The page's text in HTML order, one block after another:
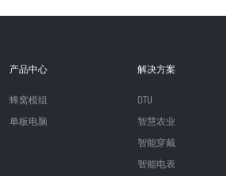
产品中心
蜂窝模组
单板电脑
解决方案
DTU
智慧农业
智能穿戴
智能电表